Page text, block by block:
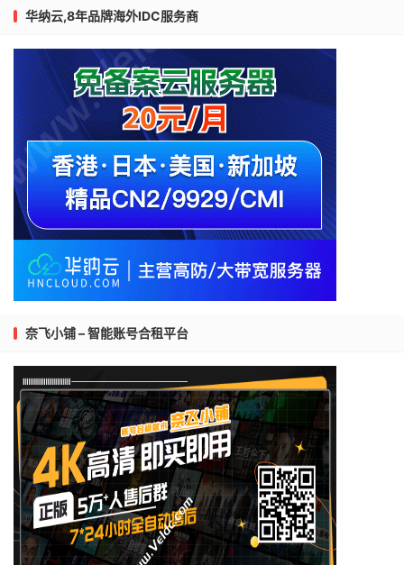
华纳云,8年品牌海外IDC服务商
奈飞小铺 – 智能账号合租平台